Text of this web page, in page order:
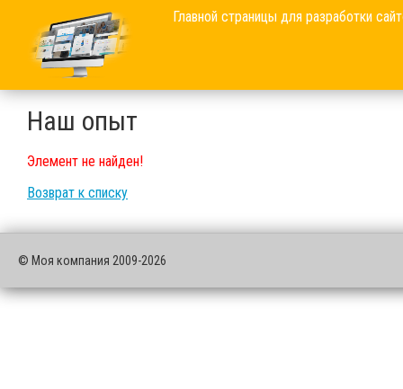
Главной страницы для разработки
Наш опыт
Элемент не найден!
Возврат к списку
© Моя компания 2009-2026